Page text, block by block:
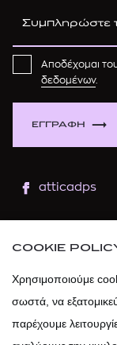
ΕΓΓΡΑΦΗ
Αποδέχομαι
δεδομένων.
atticadps
atticadps
COOKIE
Χρησιμοποιούμε
σωστά, να
παρέχουμε